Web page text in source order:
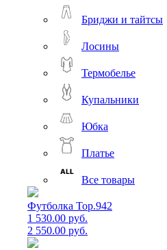
Бриджи и тайтсы
Лосины
Термобелье
Купальники
Юбка
Платье
Все товары
Футболка Top.942
1 530.00 руб.
2 550.00 руб.